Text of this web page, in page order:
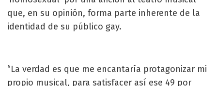
que, en su opinión, forma parte inherente de la
identidad de su público gay.
“La verdad es que me encantaría protagonizar mi
propio musical, para satisfacer así ese 49 por